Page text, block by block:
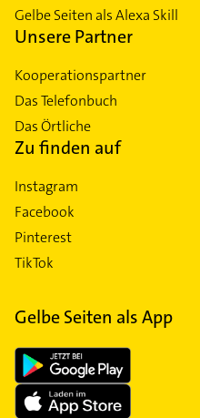
Gelbe Seiten als Alexa Skill
Unsere Partner
Kooperationspartner
Das Telefonbuch
Das Örtliche
Zu finden auf
Instagram
Facebook
Pinterest
TikTok
Gelbe Seiten als App